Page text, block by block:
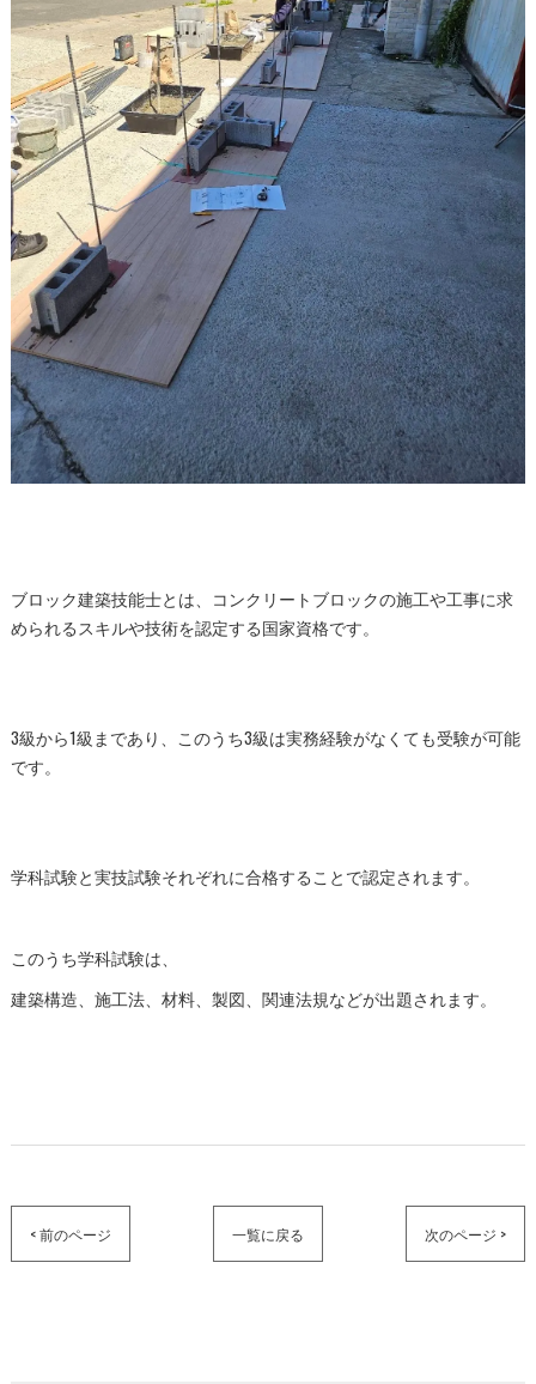
ブロック建築技能士とは、コンクリートブロックの施工や工事に求
められるスキルや技術を認定する国家資格です。
3級から1級まであり、このうち3級は実務経験がなくても受験が可能
です。
学科試験と実技試験それぞれに合格することで認定されます。
このうち学科試験は、
建築構造、施工法、材料、製図、関連法規などが出題されます。
< 前のページ 一覧に戻る 次のページ >